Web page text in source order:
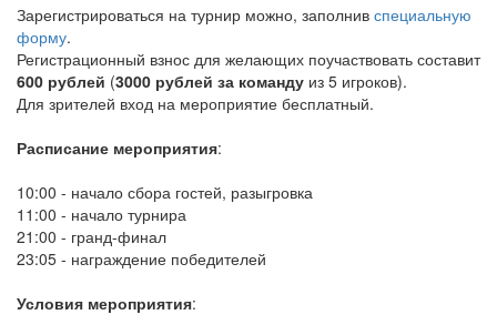
Зарегистрироваться на турнир можно, заполнив специальную
форму.
Регистрационный взнос для желающих поучаствовать составит
600 рублей (3000 рублей за команду из 5 игроков).
Для зрителей вход на мероприятие бесплатный.
Расписание мероприятия:
10:00 - начало сбора гостей, разыгровка
11:00 - начало турнира
21:00 - гранд-финал
23:05 - награждение победителей
Условия мероприятия: